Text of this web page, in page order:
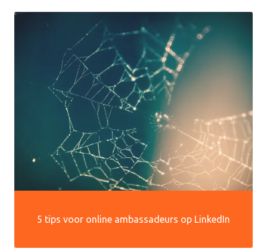
5 tips voor online ambassadeurs op LinkedIn